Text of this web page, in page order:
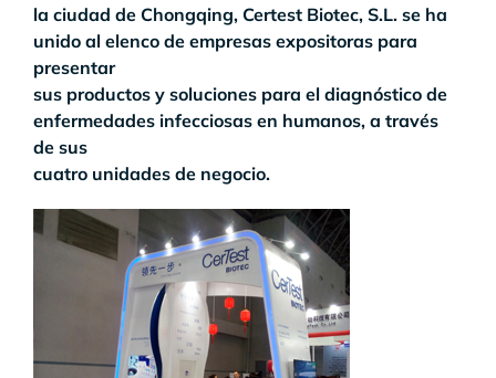
la ciudad de Chongqing, Certest Biotec, S.L. se ha
unido al elenco de empresas expositoras para
presentar
sus productos y soluciones para el diagnóstico de
enfermedades infecciosas en humanos, a través
de sus
cuatro unidades de negocio.